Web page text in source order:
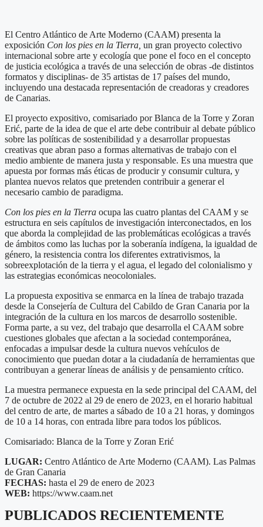
El Centro Atlántico de Arte Moderno (CAAM) presenta la
exposición Con los pies en la Tierra, un gran proyecto colectivo
internacional sobre arte y ecología que pone el foco en el concepto
de justicia ecológica a través de una selección de obras -de distintos
formatos y disciplinas- de 35 artistas de 17 países del mundo,
incluyendo una destacada representación de creadoras y creadores
de Canarias.
El proyecto expositivo, comisariado por Blanca de la Torre y Zoran
Erić, parte de la idea de que el arte debe contribuir al debate público
sobre las políticas de sostenibilidad y a desarrollar propuestas
creativas que abran paso a formas alternativas de trabajo con el
medio ambiente de manera justa y responsable. Es una muestra que
apuesta por formas más éticas de producir y consumir cultura, y
plantea nuevos relatos que pretenden contribuir a generar el
necesario cambio de paradigma.
Con los pies en la Tierra ocupa las cuatro plantas del CAAM y se
estructura en seis capítulos de investigación interconectados, en los
que aborda la complejidad de las problemáticas ecológicas a través
de ámbitos como las luchas por la soberanía indígena, la igualdad de
género, la resistencia contra los diferentes extrativismos, la
sobreexplotación de la tierra y el agua, el legado del colonialismo y
las estrategias económicas neocoloniales.
La propuesta expositiva se enmarca en la línea de trabajo trazada
desde la Consejería de Cultura del Cabildo de Gran Canaria por la
integración de la cultura en los marcos de desarrollo sostenible.
Forma parte, a su vez, del trabajo que desarrolla el CAAM sobre
cuestiones globales que afectan a la sociedad contemporánea,
enfocadas a impulsar desde la cultura nuevos vehículos de
conocimiento que puedan dotar a la ciudadanía de herramientas que
contribuyan a generar líneas de análisis y de pensamiento crítico.
La muestra permanece expuesta en la sede principal del CAAM, del
7 de octubre de 2022 al 29 de enero de 2023, en el horario habitual
del centro de arte, de martes a sábado de 10 a 21 horas, y domingos
de 10 a 14 horas, con entrada libre para todos los públicos.
Comisariado: Blanca de la Torre y Zoran Erić
LUGAR: Centro Atlántico de Arte Moderno (CAAM). Las Palmas
de Gran Canaria
FECHAS: hasta el 29 de enero de 2023
WEB: https://www.caam.net
PUBLICADOS RECIENTEMENTE